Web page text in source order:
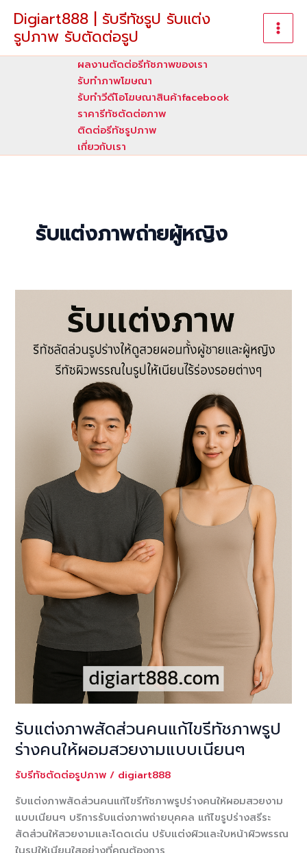
content
Digiart888 | รับรีทัชรูป รับแต่ง
รูปภาพ รับตัดต่อรูป
ผลงานตัดต่อรีทัชภาพของเรา
รับทําภาพโฆษณา
รับทำวีดีโอโฆษณาสินค้าfacebook
ราคารีทัชตัดต่อภาพ
ติดต่อรีทัชรูปภาพ
เกี่ยวกับเรา
รับแต่งภาพถ่ายผู้หญิง
รับแต่งภาพสัดส่วนคนแก้ไขรีทัชภาพรูป
ร่างคนให้ผอมสวยงามแบบเนียนๆ
รับรีทัชตัดต่อรูปภาพ / digiart888
รับแต่งภาพสัดส่วนคนแก้ไขรีทัชภาพรูปร่างคนให้ผอมสวยงาม
แบบเนียนๆ บริการรับแต่งภาพถ่ายบุคคล แก้ไขรูปร่างสรีระ
สัดส่วนให้สวยงามและโดดเด่น ปรับแต่งผิวและใบหน้าผิวพรรณ
ในรูปให้เนียนใสอย่างที่คุณต้องการ